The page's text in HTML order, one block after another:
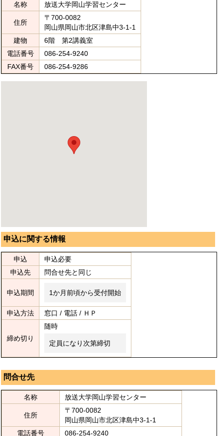
名称
放送大学岡山学習センター
住所
〒700-0082
岡山県岡山市北区津島中3-1-1
建物
6階 第2講義室
電話番号
086-254-9240
FAX番号
086-254-9286
申込に関する情報
申込
申込必要
申込先
問合せ先と同じ
申込期間 1か月前頃から受付開始
申込方法 窓口 / 電話 / ＨＰ
締め切り
随時
定員になり次第締切
問合せ先
名称 放送大学岡山学習センター
住所
〒700-0082
岡山県岡山市北区津島中3-1-1
電話番号
086-254-9240